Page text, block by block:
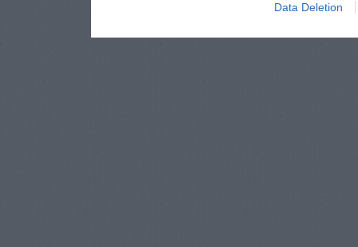
Data Deletion